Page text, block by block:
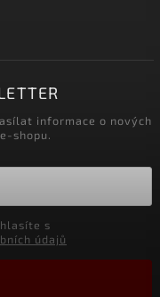
informace o nových
shopu.
údajů